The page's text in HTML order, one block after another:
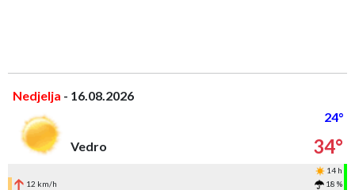
Nedjelja - 16.08.2026
24°
Vedro
34°
14 h
12 km/h
18 %